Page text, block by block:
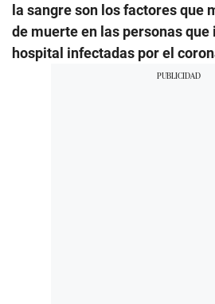
la sangre son los factores que
de muerte en las personas que
hospital infectadas por el